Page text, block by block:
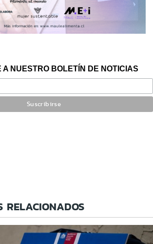
A NUESTRO BOLETÍN DE NOTICIAS
RELACIONADOS